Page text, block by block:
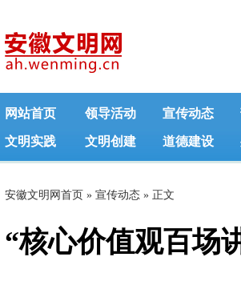
网站首页 领导活动 宣传动态
文明实践 文明创建 道德建设
安徽文明网首页 » 宣传动态 » 正文
“核心价值观百场